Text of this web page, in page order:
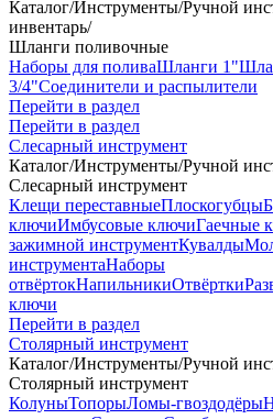
Каталог/Инструменты/Ручной
инвентарь/
Шланги поливочные
Наборы для поливаШланги 1"
3/4"Соединители и распылители
Перейти в раздел
Перейти в раздел
Слесарный инструмент
Каталог/Инструменты/Ручной
Слесарный инструмент
Клещи переставныеПлоскогубцы
ключиИмбусовые ключиГаечные
зажимной инструментКувалды
инструментаНаборы
отвёртокНапильникиОтвёртки
ключи
Перейти в раздел
Столярный инструмент
Каталог/Инструменты/Ручной
Столярный инструмент
КолуныТопорыЛомы-гвоздодёры